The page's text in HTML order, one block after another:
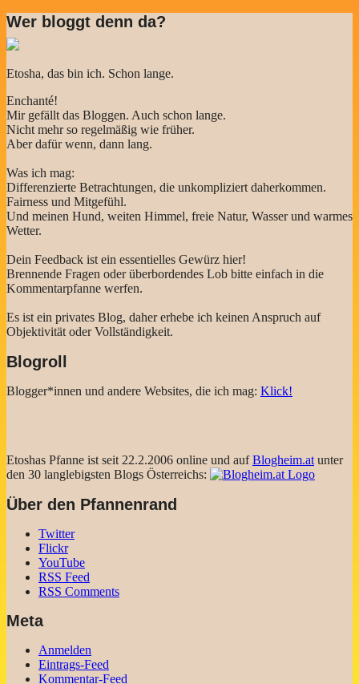
Wer bloggt denn da?
Etosha, das bin ich. Schon lange.
Enchanté!
Mir gefällt das Bloggen. Auch schon lange.
Nicht mehr so regelmäßig wie früher.
Aber dafür wenn, dann lang.
Was ich mag:
Differenzierte Betrachtungen, die unkompliziert daherkommen.
Fairness und Mitgefühl.
Und meinen Hund, weiten Himmel, freie Natur, Wasser und warmes
Wetter.
Dein Feedback ist ein essentielles Gewürz hier!
Brennende Fragen oder überbordendes Lob bitte einfach in die
Kommentarpfanne werfen.
Es ist ein privates Blog, daher erhebe ich keinen Anspruch auf
Objektivität oder Vollständigkeit.
Blogroll
Blogger*innen und andere Websites, die ich mag: Klick!
Etoshas Pfanne ist seit 22.2.2006 online und aufBlogheim.at unter
den 30 langlebigsten Blogs Österreichs:
Über den Pfannenrand
Twitter
Flickr
YouTube
RSS Feed
RSS Comments
Meta
Anmelden
Eintrags-Feed
Kommentar-Feed